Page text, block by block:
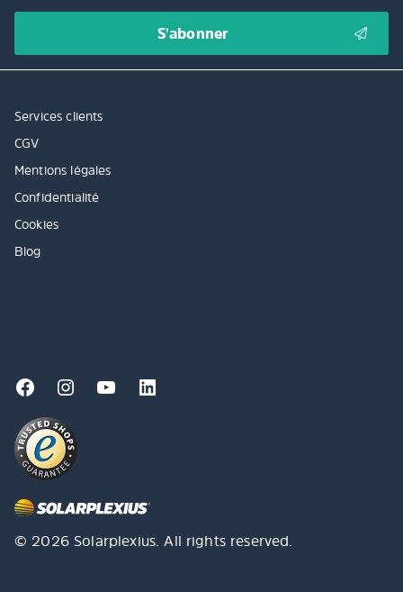
Services clients
CGV
Mentions légales
Confidentialité
Cookies
Blog
© 2026 Solarplexius. All rights reserved.